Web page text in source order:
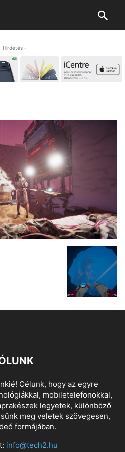
Hirdetés -
Célunk, hogy az egyre
mobiletelefonokkal,
legyetek, különböző
meg veletek szövegesen,
formájában.
info@tech2.hu